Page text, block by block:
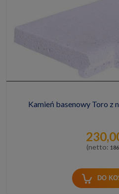
Kamień basenowy Toro z
(netto:
DO